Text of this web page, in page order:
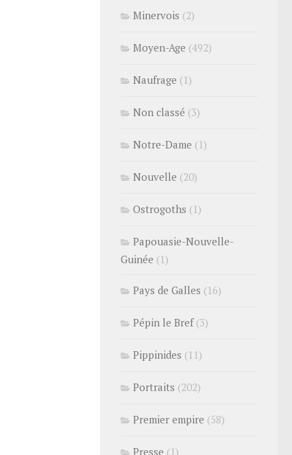
Minervois (2)
Moyen-Age (492)
Naufrage (1)
Non classé (3)
Notre-Dame (1)
Nouvelle (20)
Ostrogoths (1)
Papouasie-Nouvelle-
Guinée (1)
Pays de Galles (16)
Pépin le Bref(3)
Pippinides (11)
Portraits (202)
Premier empire (58)
Presse (1)